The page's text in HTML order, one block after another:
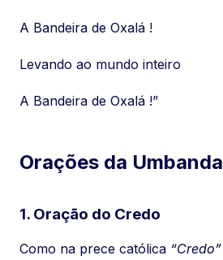
A Bandeira de Oxalá !
Levando ao mundo inteiro
A Bandeira de Oxalá !”
Orações da Umbanda
1. Oração do Credo
Como na prece católica “Credo”